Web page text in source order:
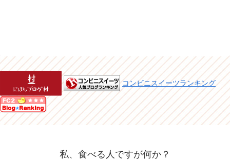
コンビニスイーツランキング
私、食べる人ですが何か？